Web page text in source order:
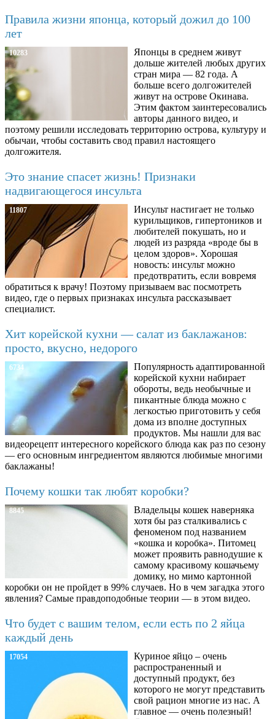
Правила жизни японца, который дожил до 100
лет
10283
Японцы в среднем живут
дольше жителей любых других
стран мира — 82 года. А
больше всего долгожителей
живут на острове Окинава.
Этим фактом заинтересовались
авторы данного видео, и
поэтому решили исследовать территорию острова, культуру и
обычаи, чтобы составить свод правил настоящего
долгожителя.
Это знание спасет жизнь! Признаки
надвигающегося инсульта
11807
Инсульт настигает не только
курильщиков, гипертоников и
любителей покушать, но и
людей из разряда «вроде бы в
целом здоров». Хорошая
новость: инсульт можно
предотвратить, если вовремя
обратиться к врачу! Поэтому призываем вас посмотреть
видео, где о первых признаках инсульта рассказывает
специалист.
Хит корейской кухни — салат из баклажанов:
просто, вкусно, недорого
6734
Популярность адаптированной
корейской кухни набирает
обороты, ведь необычные и
пикантные блюда можно с
легкостью приготовить у себя
дома из вполне доступных
продуктов. Мы нашли для вас
видеорецепт интересного корейского блюда как раз по сезону
— его основным ингредиентом являются любимые многими
баклажаны!
Почему кошки так любят коробки?
8845
Владельцы кошек наверняка
хотя бы раз сталкивались с
феноменом под названием
«кошка и коробка». Питомец
может проявить равнодушие к
самому красивому кошачьему
домику, но мимо картонной
коробки он не пройдет в 99% случаев. Но в чем загадка этого
явления? Самые правдоподобные теории — в этом видео.
Что будет с вашим телом, если есть по 2 яйца
каждый день
17054
Куриное яйцо – очень
распространенный и
доступный продукт, без
которого не могут представить
свой рацион многие из нас. А
главное — очень полезный!